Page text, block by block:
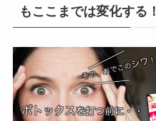
もここまでは変化する！